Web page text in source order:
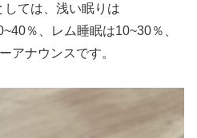
ては、浅い眠りは
％、レム睡眠は10~30％、
アナウンスです。